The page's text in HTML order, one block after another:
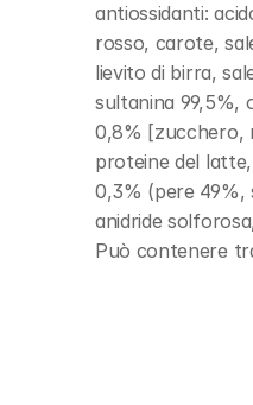
antiossidanti:
rosso, carote,
lievito di birra,
sultanina 99,5%,
0,8% [zucchero,
proteine del
0,3% (pere 49%,
anidride
Può contenere